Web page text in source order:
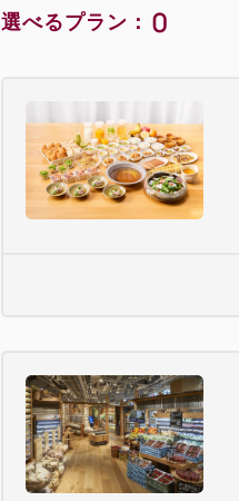
選べるプラン： 0